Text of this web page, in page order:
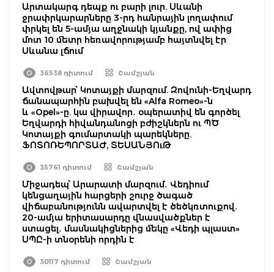
Արտակարգ դեպք ու բարի լուր. Սևանի
ջրափրկարարները 3-րդ հանրային լողափում
փրկել են 5-ամյա աղջնակի կյանքը, ով ափից
մոտ 10 մետր հեռավորությամբ հայտնվել էր
Սևանա լճում
36538 դիտում Շամշյան
Ավտովթար՝ Կոտայքի մարզում. Զովունի-Եղվարդ
ճանապարհին բախվել են «Alfa Romeo»-ն
և «Opel»-ը. կա վիրավոր․ օպերատիվ են գործել
Եղվարդի հիվանդանոցի բժիշկներն ու ՊԾ
Կոտայքի գումարտակի պարեկները.
ՖՈՏՈՌԵՊՈՐՏԱԺ, ՏԵՍԱՆՅՈւԹ
35761 դիտում Շամշյան
Միջադեպ՝ Արարատի մարզում․ Վեդիում
կենցաղային հարցերի շուրջ ծագած
վիճաբանությունն ավարտվել է ծեծկռտուքով․
20-ամյա երիտասարդը վնասվածքներ է
ստացել․ մասնակիցներից մեկը «Վեդի պլաստ»
ՍՊԸ-ի տնօրենի որդին է
30117 դիտում Շամշյան